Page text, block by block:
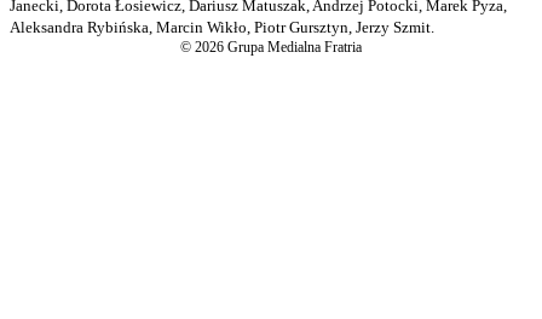
Janecki, Dorota Łosiewicz, Dariusz Matuszak, Andrzej Potocki, Marek Pyza,
Aleksandra Rybińska, Marcin Wikło, Piotr Gursztyn, Jerzy Szmit.
© 2026 Grupa Medialna Fratria